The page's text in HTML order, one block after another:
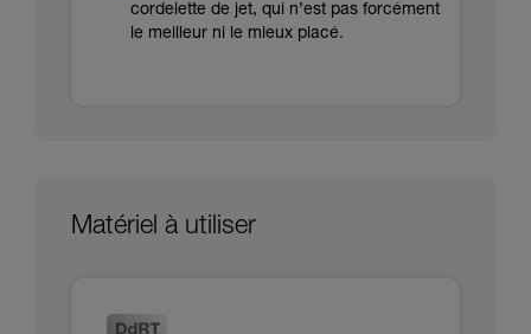
cordelette de jet, qui n’est pas forcément
le meilleur ni le mieux placé.
Matériel à utiliser